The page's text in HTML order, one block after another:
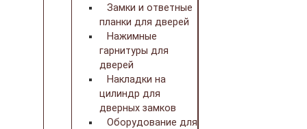
Замки и ответные
планки для дверей
Нажимные
гарнитуры для
дверей
Накладки на
цилиндр для
дверных замков
Оборудование для